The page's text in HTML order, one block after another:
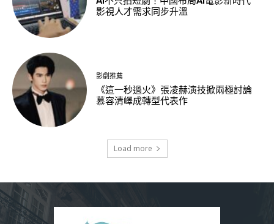
影視人才需求同步升溫
影劇推薦
《這一秒過火》張凌赫演技掀兩極討論
慕容清嶧成轉型代表作
Load more